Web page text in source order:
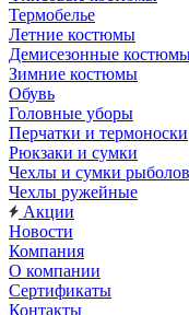
Термобелье
Летние костюмы
Демисезонные
Зимние костюмы
Обувь
Головные уборы
Перчатки и термоноски
Рюкзаки и сумки
Чехлы и сумки
Чехлы ружейные
Акции
Новости
Компания
О компании
Сертификаты
Контакты